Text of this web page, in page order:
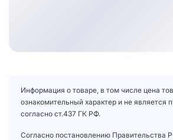
Информация о товаре, в том числе цена
ознакомительный характер и не является
согласно ст.437 ГК РФ.
Согласно постановлению Правительства